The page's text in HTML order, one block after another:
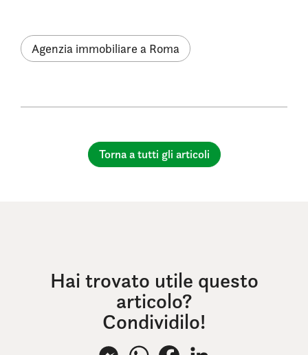
Agenzia immobiliare a Roma
Torna a tutti gli articoli
Hai trovato utile questo
articolo?
Condividilo!
MessengerWhatsAppFacebook